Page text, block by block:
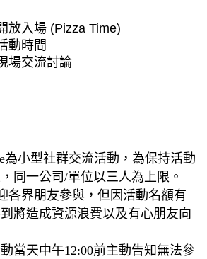
放入場 (Pizza Time)
動時間
場交流討論
為小型社群交流活動，為保持活動
同一公司/單位以三人為上限。
各界朋友參與，但因活動名額有
將造成資源浪費以及有心朋友向
當天中午12:00前主動告知無法參